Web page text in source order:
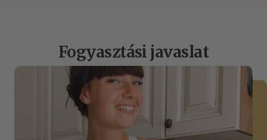
Fogyasztási javaslat